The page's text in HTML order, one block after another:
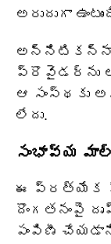
అరుదుగా
అన్నిటికన్నా
ప్రొవైడర్‌ను
ఆ సంస్థకు
లేదు.
సంభావ్య
ఈ ప్రత్యేక
దొంగతనంపై
పంపిణీ